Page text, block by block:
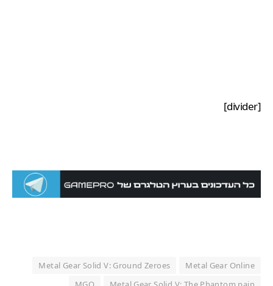
[divider]
Metal Gear Online
Metal Gear Solid V: Ground Zeroes